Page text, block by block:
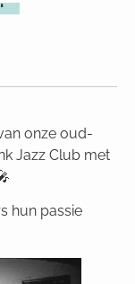
onze oud-
Jazz Club met
hun passie